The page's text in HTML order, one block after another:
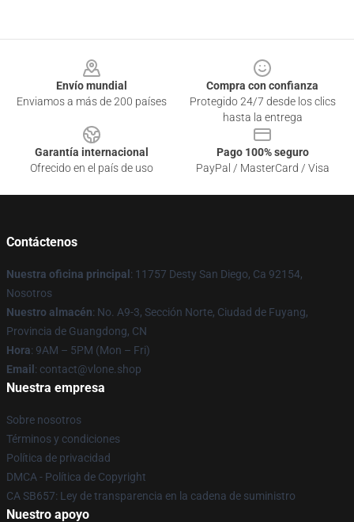
Envío mundial
Enviamos a más de 200 países
Compra con confianza
Protegido 24/7 desde los clics
hasta la entrega
Garantía internacional
Ofrecido en el país de uso
Pago 100% seguro
PayPal / MasterCard / Visa
Contáctenos
Nuestra oficina principal : 11757 Desty San Diego, Ca 92154,
Nosotros
Nuestro almacén: No. A9-3, Sección Norte, Ciudad de Fuyang,
Provincia de Guangdong, CN
Hora: 9AM – 5PM (Mon – Fri)
Email : contact@vlone.shop
Nuestra empresa
Sobre nosotros
Términos y condiciones
Política de privacidad
DMCA - Política de Copyright
CA SB657: Ley de transparencia en la cadena de suministro
Nuestro apoyo